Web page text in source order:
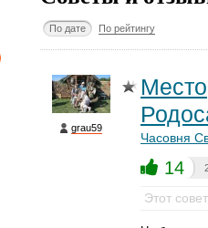
По дате По рейтингу
grau59
Часовня
14
Этот